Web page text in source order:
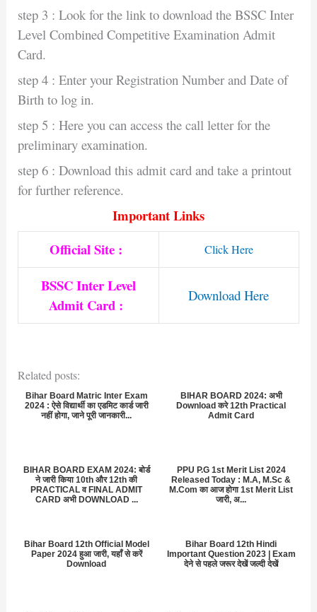
step 3 : Look for the link to download the BSSC Inter
Level Combined Competitive Examination Admit
Card.
step 4 : Enter your Registration Number and Date of
Birth to log in.
step 5 : Here you can access the call letter for the
preliminary examination.
step 6 : Download this admit card and take a printout
for further reference.
Important Links
Official Site :
Click Here
BSSC Inter Level
Admit Card :
Download Here
Related posts:
Bihar Board Matric Inter Exam
2024 : ऐसे विद्यार्थी का एडमिट कार्ड जारी
नहीं होगा, जाने पूरी जानकारी...
BIHAR BOARD 2024: अभी
Download करे 12th Practical
Admit Card
BIHAR BOARD EXAM 2024: बोर्ड
ने जारी किया 10th और 12th की
PRACTICAL व FINAL ADMIT
CARD अभी DOWNLOAD ...
PPU P.G 1st Merit List 2024
Released Today : M.A, M.Sc &
M.Com का आज होगा 1st Merit List
जारी, अ...
Bihar Board 12th Official Model
Paper 2024 हुआ जारी, यहाँ से करें
Download
Bihar Board 12th Hindi
Important Question 2023 | Exam
देने से पहले जरूर देखें जल्दी देखें